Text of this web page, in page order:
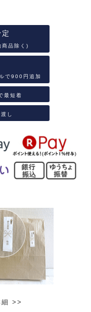
商品除く)
で900円追加
最短着
し
細 >>